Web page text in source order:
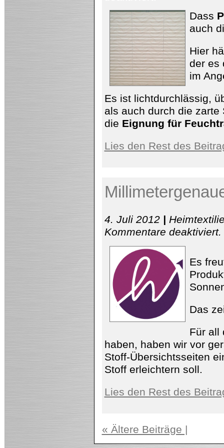
in
der
Küche
dank
neuem
Plissee
Dass
auch
Hier
der es
im
Es ist lichtdurchlässig,
als auch durch die zarte
die Eignung für
Lies den Rest des
4. Juli 2012 |
Kommentare deaktiviert.
Es
Das
Für all
haben, haben wir vor
Stoff-Übersichtsseiten
Stoff erleichtern soll.
Lies den Rest des
« Ältere Beiträge |